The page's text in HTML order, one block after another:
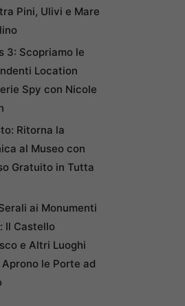
Pini, Ulivi e Mare
3: Scopriamo le
Location
Spy con Nicole
Ritorna la
al Museo con
Gratuito in Tutta
ai Monumenti
Il Castello
e Altri Luoghi
le Porte ad